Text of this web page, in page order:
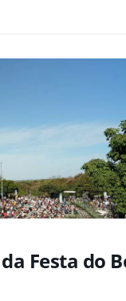
Festa do